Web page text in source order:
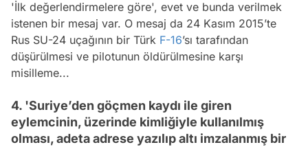
'İlk değerlendirmelere göre', evet ve bunda verilmek
istenen bir mesaj var. O mesaj da 24 Kasım 2015’te
Rus SU-24 uçağının bir Türk F-16’sı tarafından
düşürülmesi ve pilotunun öldürülmesine karşı
misilleme...
4. 'Suriye’den göçmen kaydı ile giren
eylemcinin, üzerinde kimliğiyle kullanılmış
olması, adeta adrese yazılıp altı imzalanmış bir